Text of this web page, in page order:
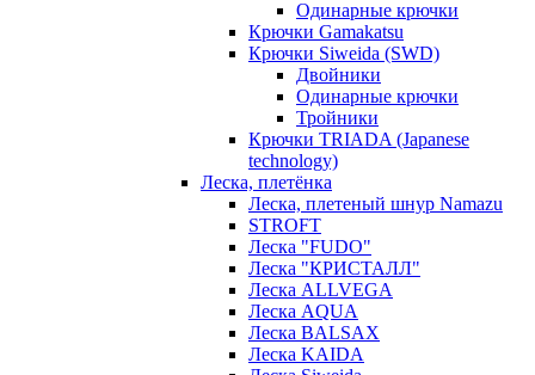
Одинарные крючки
Крючки Gamakatsu
Крючки Siweida (SWD)
Двойники
Одинарные крючки
Тройники
Крючки TRIADA (Japanese
technology)
Леска, плетёнка
Леска, плетеный шнур Namazu
STROFT
Леска "FUDO"
Леска "КРИСТАЛЛ"
Леска ALLVEGA
Леска AQUA
Леска BALSAX
Леска KAIDA